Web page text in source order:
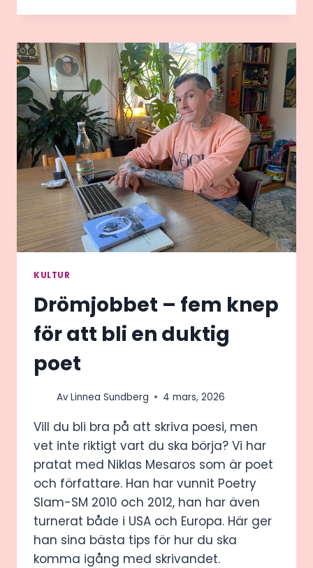
ÄR
HJÄLTE!
KULTUR
Drömjobbet – fem knep
för att bli en duktig
poet
AvLinnea Sundberg 4 mars, 2026
Vill du bli bra på att skriva poesi, men
vet inte riktigt vart du ska börja? Vi har
pratat med Niklas Mesaros som är poet
och författare. Han har vunnit Poetry
Slam-SM 2010 och 2012, han har även
turnerat både i USA och Europa. Här ger
han sina bästa tips för hur du ska
komma igång med skrivandet.